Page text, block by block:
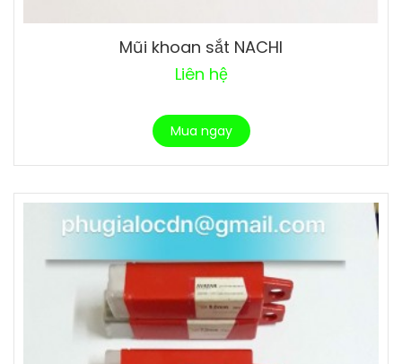
Mũi khoan sắt NACHI
Liên hệ
Mua ngay